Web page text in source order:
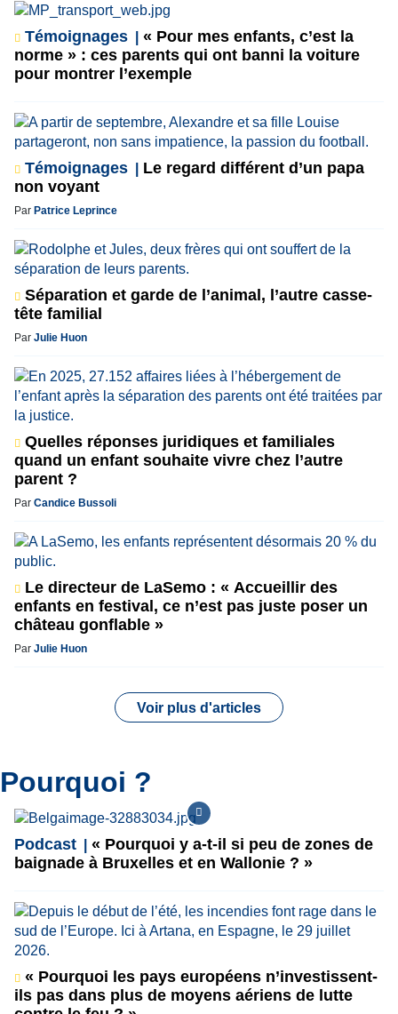
Témoignages
« Pour mes enfants, c’est la
norme » : ces parents qui ont banni la voiture
pour montrer l’exemple
Témoignages
Le regard différent d’un papa
non voyant
Par Patrice Leprince
Séparation et garde de l’animal, l’autre casse-
tête familial
Par Julie Huon
Quelles réponses juridiques et familiales
quand un enfant souhaite vivre chez l’autre
parent ?
Par Candice Bussoli
Le directeur de LaSemo : « Accueillir des
enfants en festival, ce n’est pas juste poser un
château gonflable »
Par Julie Huon
Voir plus d'articles
Pourquoi ?
Podcast
« Pourquoi y a-t-il si peu de zones de
baignade à Bruxelles et en Wallonie ? »
« Pourquoi les pays européens n’investissent-
ils pas dans plus de moyens aériens de lutte